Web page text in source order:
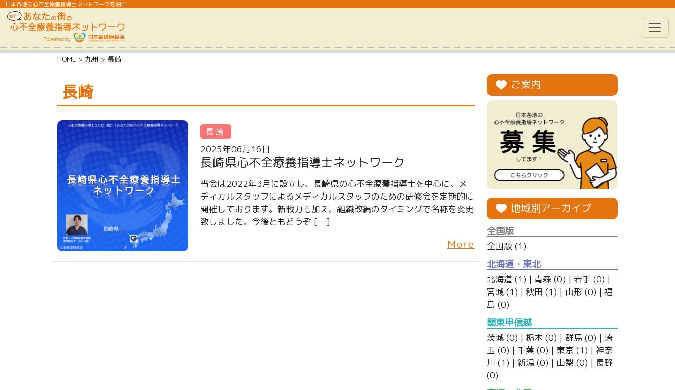
日本各地の心不全療養指導士ネットワークを紹介
HOME > 九州 > 長崎
長崎
長崎
2025年06月16日
長崎県心不全療養指導士ネットワーク
当会は2022年3月に設立し、長崎県の心不全療養指導士を中心に、メ
ディカルスタッフによるメディカルスタッフのための研修会を定期的に
開催しております。新戦力も加え、組織改編のタイミングで名称を変更
致しました。今後ともどうぞ […]
More
ご案内
地域別アーカイブ
全国版
全国版 (1)
北海道・東北
北海道 (1) | 青森 (0) | 岩手 (0) |
宮城 (1) | 秋田 (1) | 山形 (0) | 福
島 (0)
関東甲信越
茨城 (0) | 栃木 (0) | 群馬 (0) | 埼
玉 (0) | 千葉 (0) | 東京 (1) | 神奈
川 (1) | 新潟 (0) | 山梨 (0) | 長野
(0)